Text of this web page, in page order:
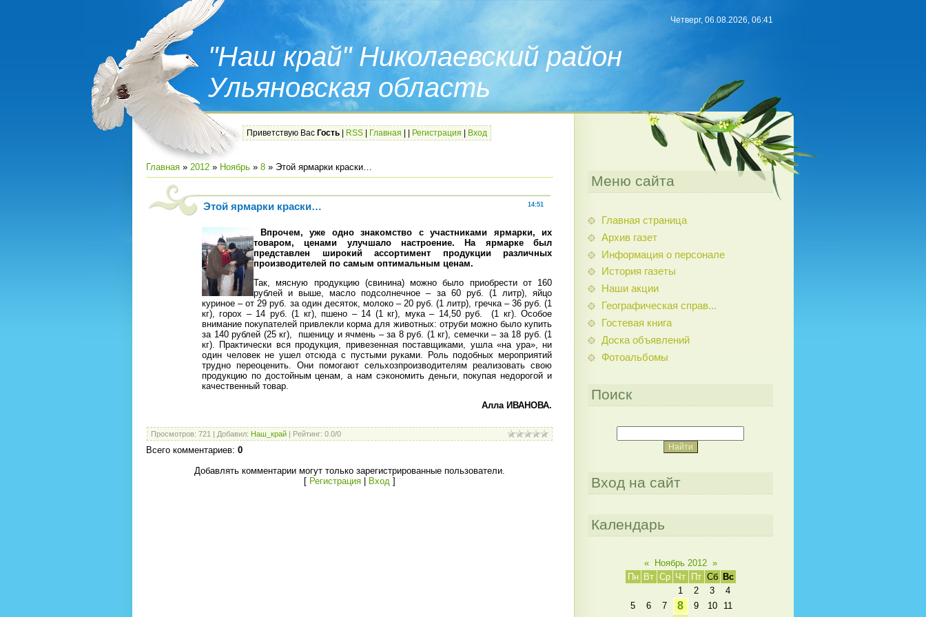
"Наш край" Николаевский район
Ульяновская область
Четверг, 06.08.2026, 06:41
Приветствую Вас Гость RSS Главная Регистрация Вход
Главная » 2012 » Ноябрь » 8 » Этой ярмарки краски…
14:51
Этой ярмарки краски…
Впрочем, уже одно знакомство с участниками ярмарки, их
товаром, ценами улучшало настроение. На ярмарке был
представлен широкий ассортимент продукции различных
производителей по самым оптимальным ценам.
Так, мясную продукцию (свинина) можно было приобрести от 160
рублей и выше, масло подсолнечное – за 60 руб. (1 литр), яйцо
куриное – от 29 руб. за один десяток, молоко – 20 руб. (1 литр), гречка – 36 руб. (1
кг), горох – 14 руб. (1 кг), пшено – 14 (1 кг), мука – 14,50 руб.
(1 кг). Особое
внимание покупателей привлекли корма для животных: отруби можно было купить
за 140 рублей (25 кг),
пшеницу и ячмень – за 8 руб. (1 кг), семечки – за 18 руб. (1
кг). Практически вся продукция, привезенная поставщиками, ушла «на ура», ни
один человек не ушел отсюда с пустыми руками. Роль подобных мероприятий
трудно переоценить. Они помогают сельхозпроизводителям реализовать свою
продукцию по достойным ценам, а нам сэкономить деньги, покупая недорогой и
качественный товар.
Алла ИВАНОВА.
Просмотров: 721 Добавил: Наш_край Рейтинг: 0.0/0
Всего комментариев: 0
Добавлять комментарии могут только зарегистрированные пользователи.
[ Регистрация Вход ]
Меню сайта
Главная страница
Архив газет
Информация о персонале
История газеты
Наши акции
Географическая справ...
Гостевая книга
Доска объявлений
Фотоальбомы
Поиск
Вход на сайт
Календарь
« Ноябрь 2012 »
Пн
Вт Ср Чт Пт Сб
Вс
1
2 3
4
5
6 7 8 9 10
11